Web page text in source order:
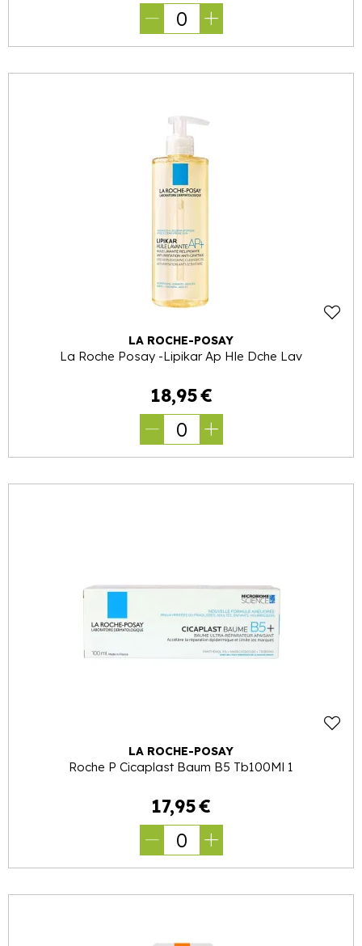
0
LA ROCHE-POSAY
La Roche Posay -Lipikar Ap Hle Dche Lav
18,95€
0
LA ROCHE-POSAY
Roche P Cicaplast Baum B5 Tb100Ml 1
17,95€
0